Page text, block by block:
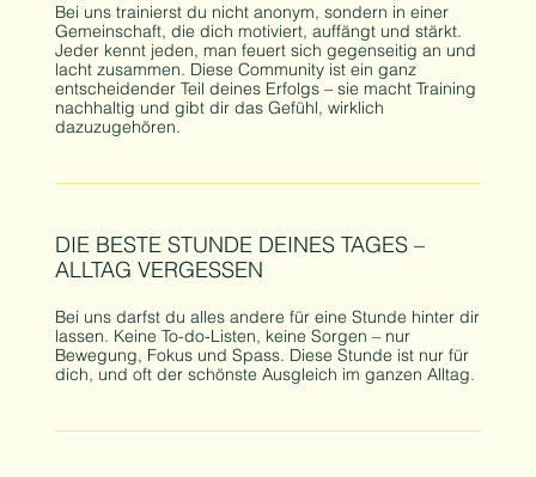
Bei uns trainierst du nicht anonym, sondern in einer
Gemeinschaft, die dich motiviert, auffängt und stärkt.
Jeder kennt jeden, man feuert sich gegenseitig an und
lacht zusammen. Diese Community ist ein ganz
entscheidender Teil deines Erfolgs – sie macht Training
nachhaltig und gibt dir das Gefühl, wirklich
dazuzugehören.
DIE BESTE STUNDE DEINES TAGES –
ALLTAG VERGESSEN
Bei uns darfst du alles andere für eine Stunde hinter dir
lassen. Keine To-do-Listen, keine Sorgen – nur
Bewegung, Fokus und Spass. Diese Stunde ist nur für
dich, und oft der schönste Ausgleich im ganzen Alltag.